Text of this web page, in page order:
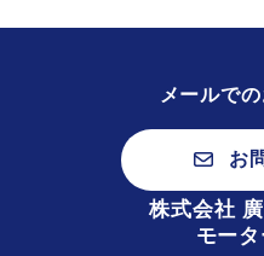
メールで
お
株式会社
モー